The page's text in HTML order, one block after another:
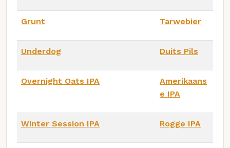
Grunt Tarwebier
Underdog Duits Pils
Overnight Oats IPA
Amerikaans
e IPA
Winter Session IPA Rogge IPA